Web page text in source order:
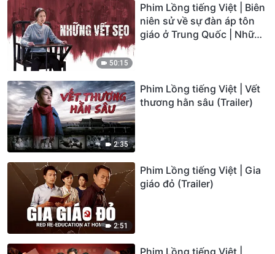
50:15
Phim Lồng tiếng Việt | Biên
niên sử về sự đàn áp tôn
giáo ở Trung Quốc | Những
2:35
Phim Lồng tiếng Việt | Vết
thương hằn sâu (Trailer)
2:51
Phim Lồng tiếng Việt | Gia
giáo đỏ (Trailer)
Phim Lồng tiếng Việt |